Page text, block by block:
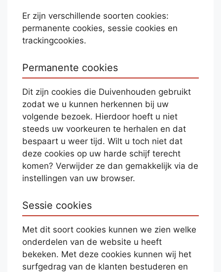
Er zijn verschillende soorten cookies:
permanente cookies, sessie cookies en
trackingcookies.
Permanente cookies
Dit zijn cookies die Duivenhouden gebruikt
zodat we u kunnen herkennen bij uw
volgende bezoek. Hierdoor hoeft u niet
steeds uw voorkeuren te herhalen en dat
bespaart u weer tijd. Wilt u toch niet dat
deze cookies op uw harde schijf terecht
komen? Verwijder ze dan gemakkelijk via de
instellingen van uw browser.
Sessie cookies
Met dit soort cookies kunnen we zien welke
onderdelen van de website u heeft
bekeken. Met deze cookies kunnen wij het
surfgedrag van de klanten bestuderen en